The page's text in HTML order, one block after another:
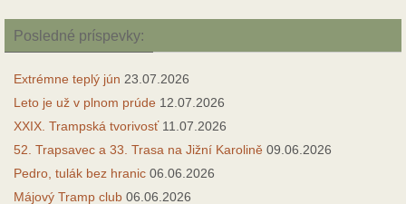
Posledné príspevky:
Extrémne teplý jún 23.07.2026
Leto je už v plnom prúde 12.07.2026
XXIX. Trampská tvorivosť 11.07.2026
52. Trapsavec a 33. Trasa na Jižní Karolině 09.06.2026
Pedro, tulák bez hranic 06.06.2026
Májový Tramp club 06.06.2026